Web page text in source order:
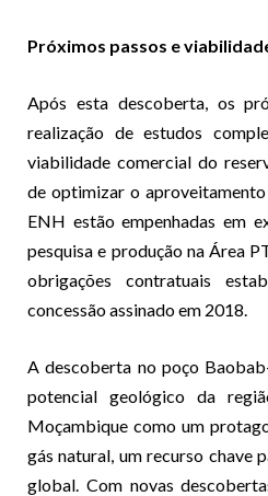
Próximos passos e
Após esta descoberta, os
realização de estudos
viabilidade comercial do
de optimizar o
ENH estão empenhadas em
pesquisa e produção na Área
obrigações contratuais
concessão assinado em 2018.
A descoberta no poço
potencial geológico da
Moçambique como um
gás natural, um recurso chave
global. Com novas